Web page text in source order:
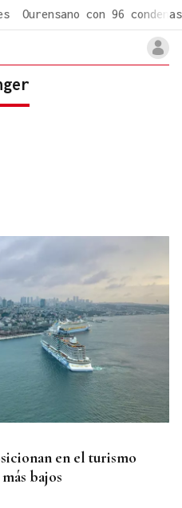
Ourensano con 96 condenas
en el turismo
bajos